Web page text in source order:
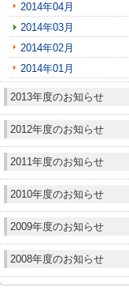
2014年04月
2014年03月
2014年02月
2014年01月
2013年度のお知らせ
2012年度のお知らせ
2011年度のお知らせ
2010年度のお知らせ
2009年度のお知らせ
2008年度のお知らせ